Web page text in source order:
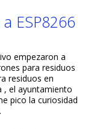
ESP8266
empezaron a
para residuos
residuos en
, el ayuntamiento
pico la curiosidad